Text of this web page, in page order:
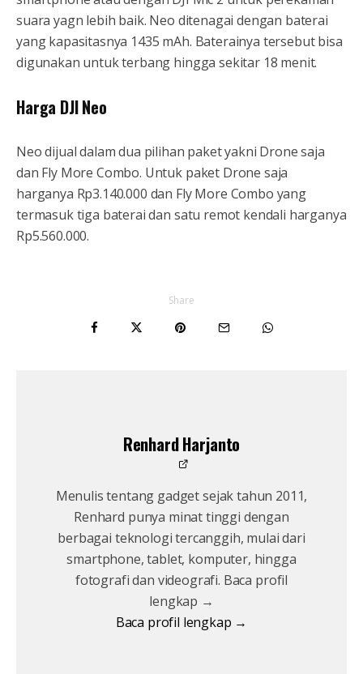
suara yagn lebih baik. Neo ditenagai dengan baterai
yang kapasitasnya 1435 mAh. Baterainya tersebut bisa
digunakan untuk terbang hingga sekitar 18 menit.
Harga DJI Neo
Neo dijual dalam dua pilihan paket yakni Drone saja
dan Fly More Combo. Untuk paket Drone saja
harganya Rp3.140.000 dan Fly More Combo yang
termasuk tiga baterai dan satu remot kendali harganya
Rp5.560.000.
Share
Renhard Harjanto
Menulis tentang gadget sejak tahun 2011,
Renhard punya minat tinggi dengan
berbagai teknologi tercanggih, mulai dari
smartphone, tablet, komputer, hingga
fotografi dan videografi. Baca profil
lengkap →
Baca profil lengkap →